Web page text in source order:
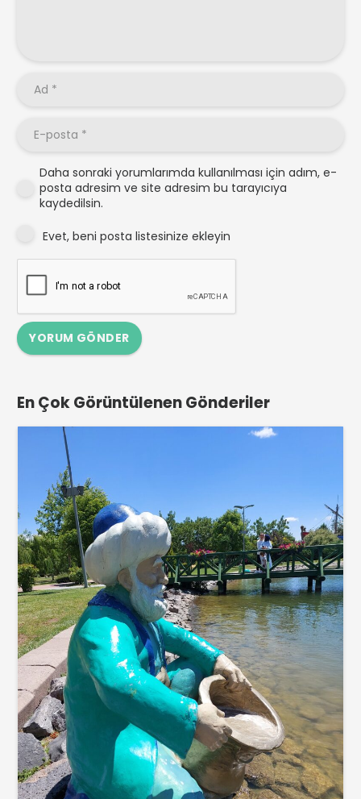
Daha sonraki yorumlarımda kullanılması için adım, e-
posta adresim ve site adresim bu tarayıcıya
kaydedilsin.
Evet, beni posta listesinize ekleyin
YORUM GÖNDER
En Çok Görüntülenen Gönderiler